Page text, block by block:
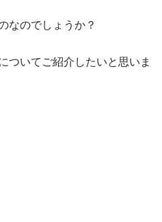
なのでしょうか？
ついてご紹介したいと思いま